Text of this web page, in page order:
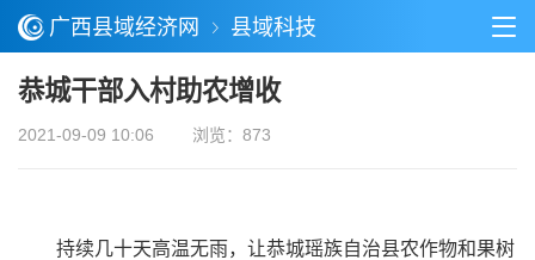
广西县域经济网 县域科技
恭城干部入村助农增收
2021-09-09 10:06 浏览：873
持续几十天高温无雨，让恭城瑶族自治县农作物和果树